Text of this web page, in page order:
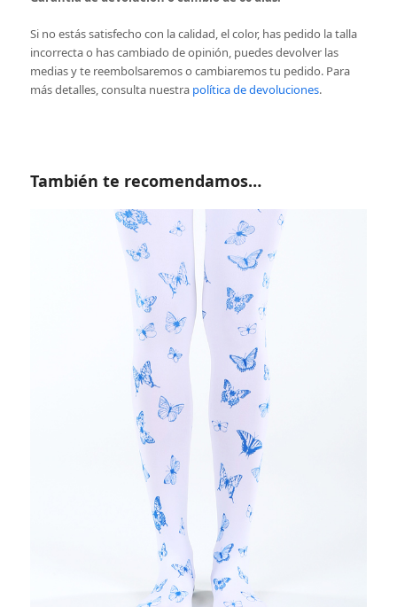
Si no estás satisfecho con la calidad, el color, has pedido la talla
incorrecta o has cambiado de opinión, puedes devolver las
medias y te reembolsaremos o cambiaremos tu pedido. Para
más detalles, consulta nuestra política de devoluciones.
También te recomendamos…